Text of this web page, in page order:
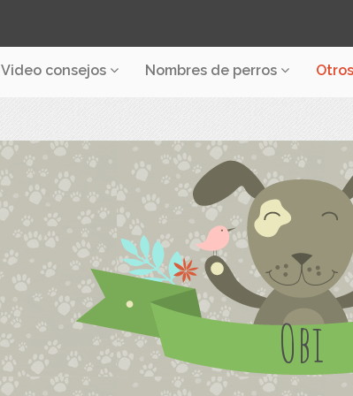
Video consejos Nombres de perros
Obi